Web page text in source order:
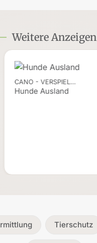
Weitere Anzeigen
CANO - VERSPIEL…
Hunde Ausland
Tierschutz